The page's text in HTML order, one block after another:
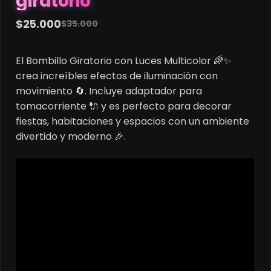
$35.000
Original
was:
$35.000.
$25.000Current
is:
$25.000.
El Bombillo Giratorio con Luces Multicolor 🌈✨
crea increíbles efectos de iluminación con
movimiento 🔄. Incluye adaptador para
tomacorriente 🔌 y es perfecto para decorar
fiestas, habitaciones y espacios con un ambiente
divertido y moderno 🎉.